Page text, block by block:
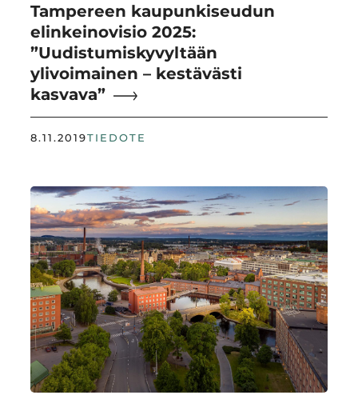
Tampereen kaupunkiseudun
elinkeinovisio 2025:
”Uudistumiskyvyltään
ylivoimainen – kestävästi
kasvava”
8.11.2019TIEDOTE